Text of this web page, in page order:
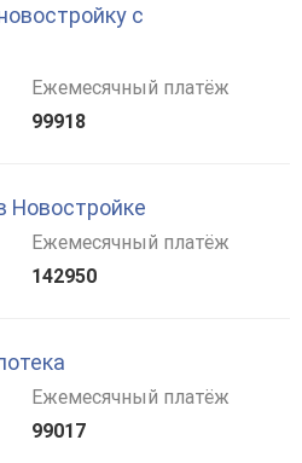
с
Ежемесячный платёж
99918
Новостройке
Ежемесячный платёж
142950
Ежемесячный платёж
99017